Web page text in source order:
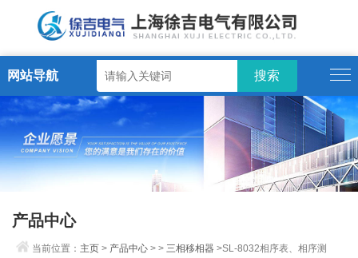
网站导航
产品中心
当前位置： 主页 > 产品中心 > >三相移相器 >SL-8032相序表、相序测